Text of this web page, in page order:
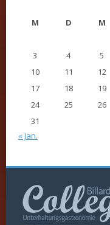
M
D M
3
4 5
10
11 12
17
18 19
24
25 26
31
« Jan.